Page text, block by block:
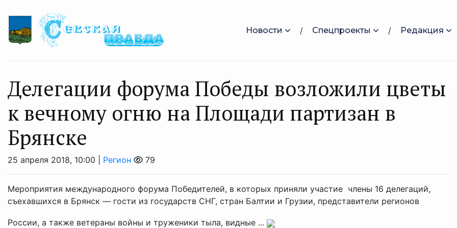
Новости Спецпроекты Редакция
Делегации форума Победы возложили цветы
к вечному огню на Площади партизан в
Брянске
25 апреля 2018, 10:00 | Регион 79
Мероприятия международного форума Победителей, в которых приняли участие члены 16 делегаций,
съехавшихся в Брянск — гости из государств СНГ, стран Балтии и Грузии, представители регионов
России, а также ветераны войны и труженики тыла, видные ...